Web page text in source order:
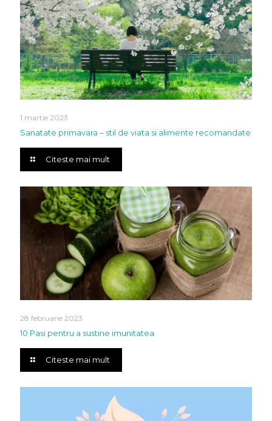
1 martie 2023
Sanatate primavara – stil de viata si alimente recomandate
Citeste mai mult
28 februarie 2023
10 Pasi pentru a sustine imunitatea
Citeste mai mult